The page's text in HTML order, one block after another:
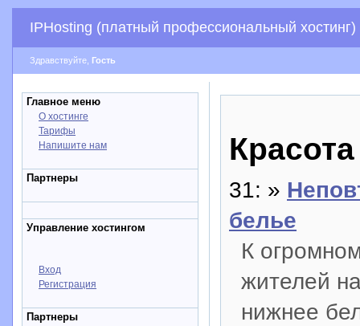
IPHosting (платный профессиональный хостинг)
Здравствуйте, Гость
Главное меню
О хостинге
Тарифы
Напишите нам
Партнеры
Управление хостингом
Вход
Регистрация
Партнеры
31: »
белье
К
жителей
нижнее